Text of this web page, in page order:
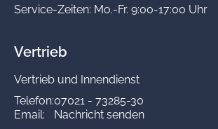
Service-Zeiten: Mo.-Fr. 9:00-17:00 Uhr
Vertrieb
Vertrieb und Innendienst
Telefon:07021 - 73285-30
Email:
Nachricht senden